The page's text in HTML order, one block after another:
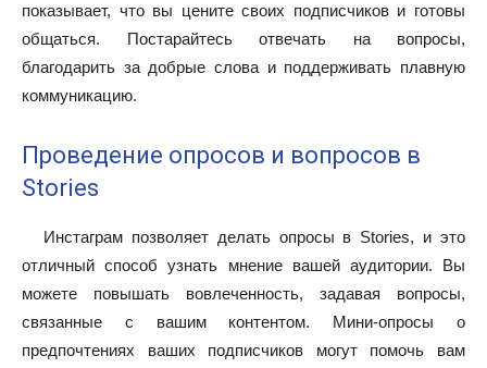
показывает, что вы цените своих подписчиков и готовы
общаться. Постарайтесь отвечать на вопросы,
благодарить за добрые слова и поддерживать плавную
коммуникацию.
Проведение опросов и вопросов в
Stories
Инстаграм позволяет делать опросы в Stories, и это
отличный способ узнать мнение вашей аудитории. Вы
можете повышать вовлеченность, задавая вопросы,
связанные с вашим контентом. Мини-опросы о
предпочтениях ваших подписчиков могут помочь вам